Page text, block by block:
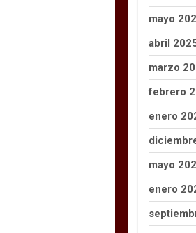
mayo
abril
marzo
febrero
enero
mayo
enero